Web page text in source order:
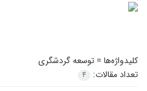
کلیدواژه‌ها = توسعه گردشگری
تعداد مقالات:
4